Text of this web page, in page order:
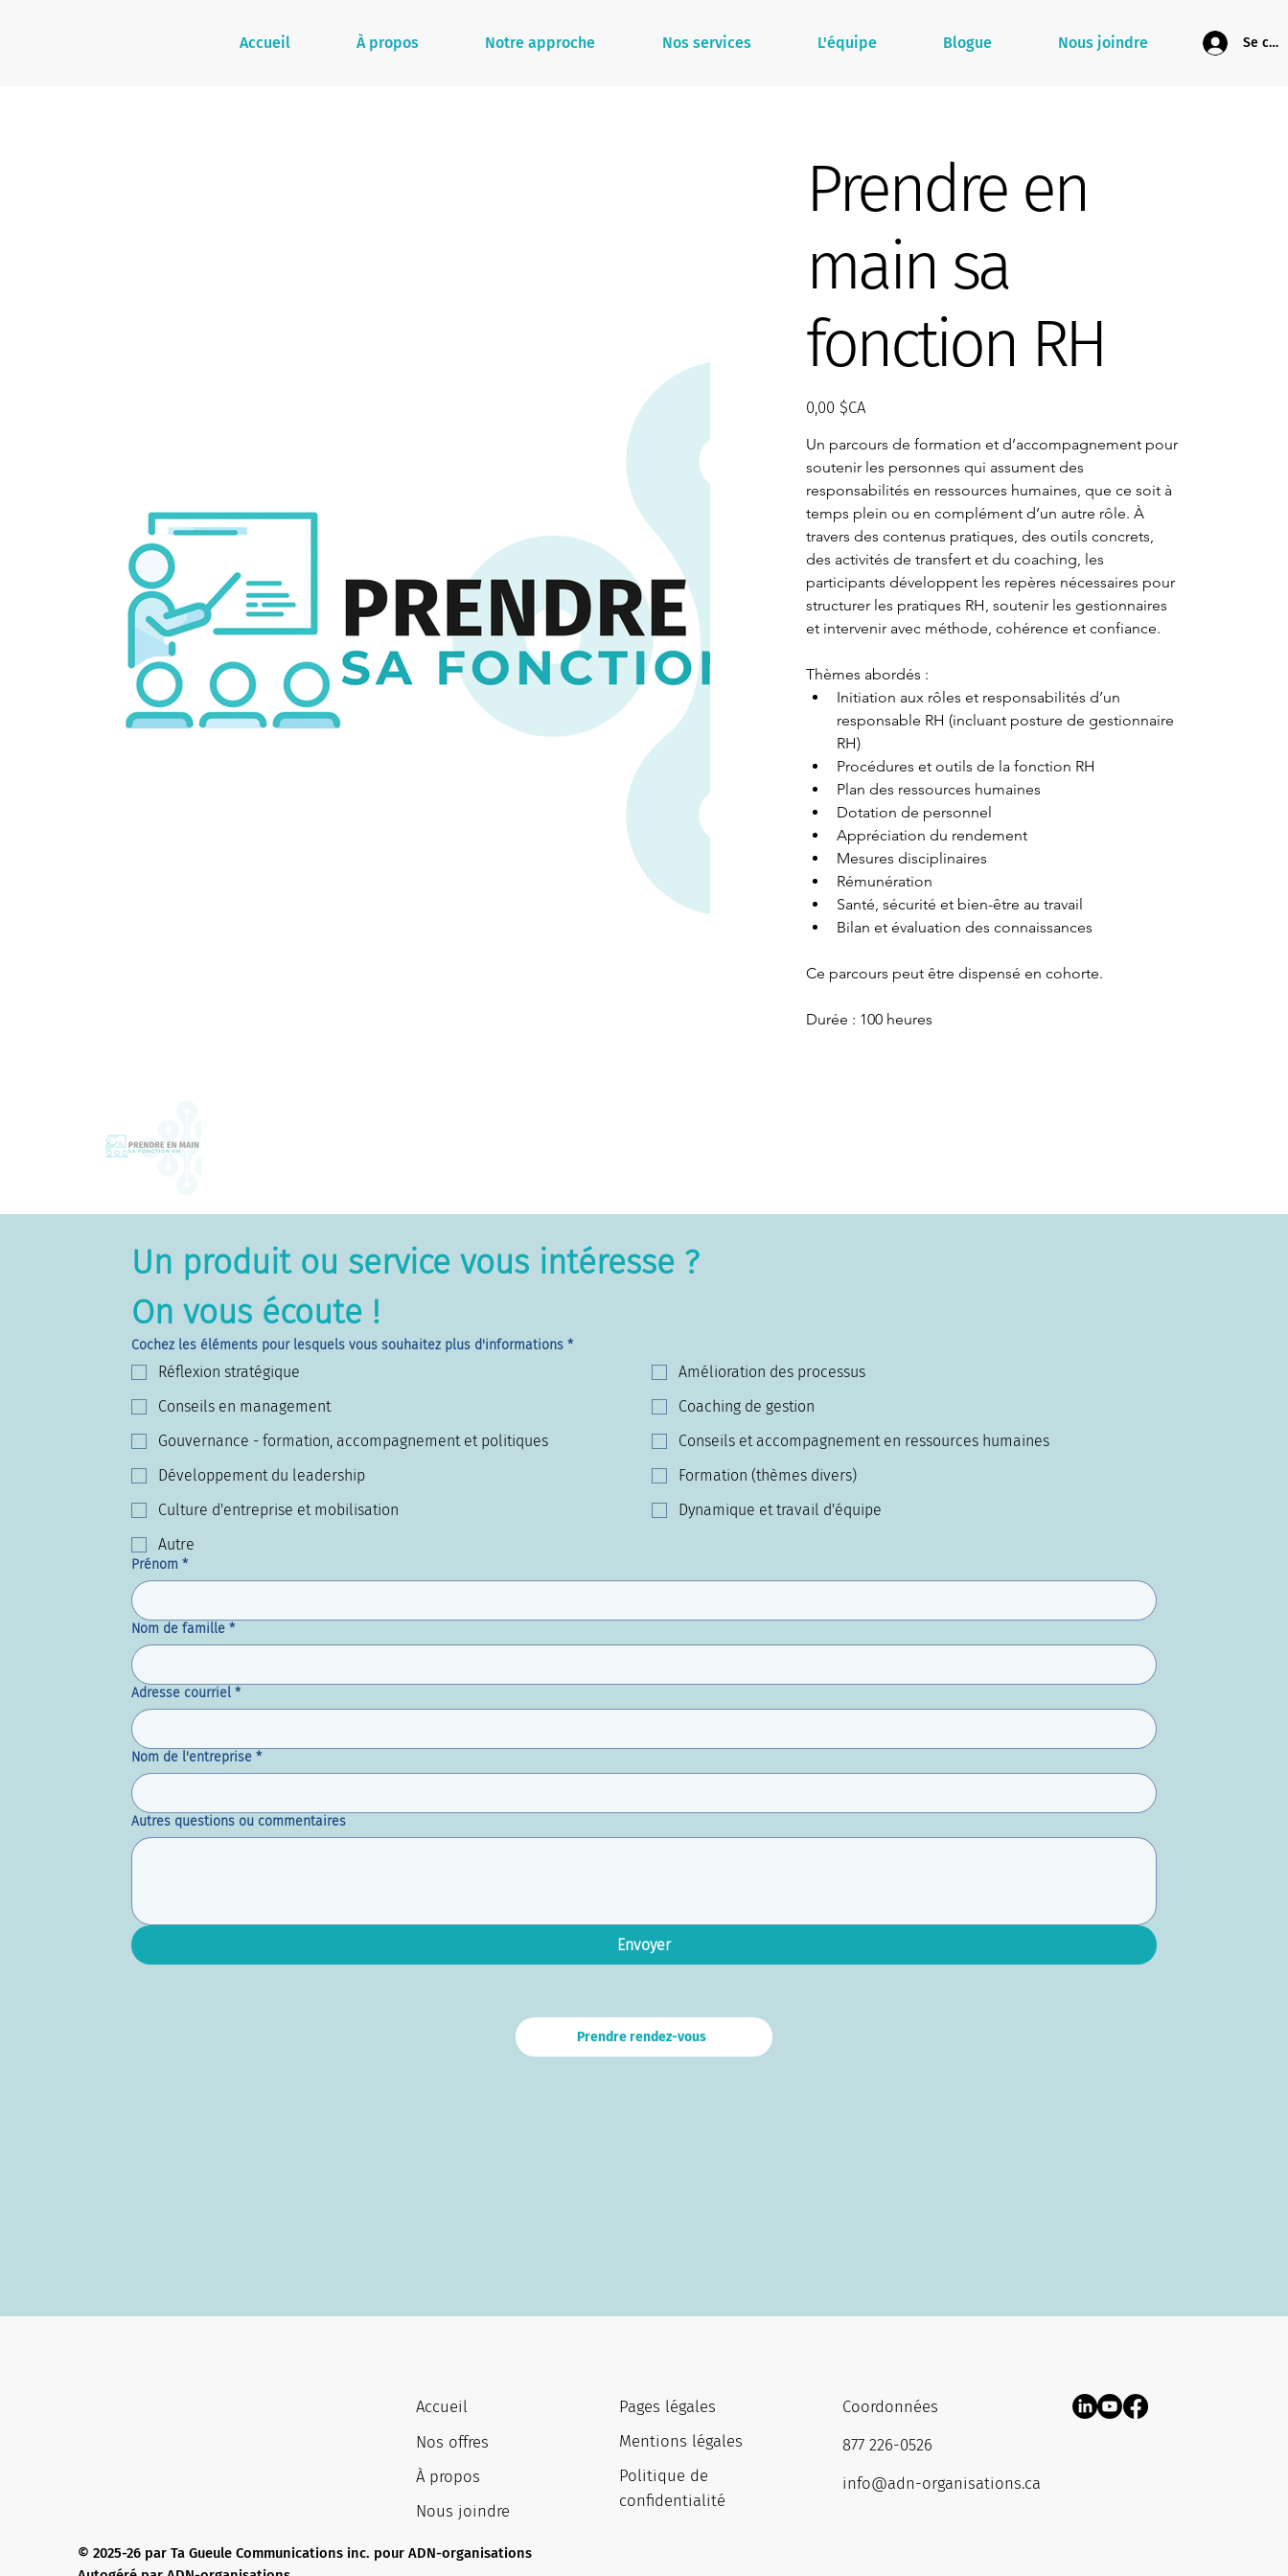
Accueil À propos Notre approche Nos services L'équipe Blogue Nous joindre Se
Prendre en
main sa
fonction RH
0,00 $CA
Un parcours de formation et d’accompagnement pour
soutenir les personnes qui assument des
responsabilités en ressources humaines, que ce soit à
temps plein ou en complément d’un autre rôle. À
travers des contenus pratiques, des outils concrets,
des activités de transfert et du coaching, les
participants développent les repères nécessaires pour
structurer les pratiques RH, soutenir les gestionnaires
et intervenir avec méthode, cohérence et confiance.
Thèmes abordés :
Initiation aux rôles et responsabilités d’un
responsable RH (incluant posture de gestionnaire
RH)
Procédures et outils de la fonction RH
Plan des ressources humaines
Dotation de personnel
Appréciation du rendement
Mesures disciplinaires
Rémunération
Santé, sécurité et bien-être au travail
Bilan et évaluation des connaissances
Ce parcours peut être dispensé en cohorte.
Durée : 100 heures
Un produit ou service vous intéresse ?
On vous écoute !
Cochez les éléments pour lesquels vous souhaitez plus d'informations *
Réflexion stratégique
Amélioration des processus
Conseils en management
Coaching de gestion
Gouvernance - formation, accompagnement et politiques
Conseils et accompagnement en ressources humaines
Développement du leadership
Formation (thèmes divers)
Culture d'entreprise et mobilisation
Dynamique et travail d'équipe
Autre
Prénom *
Nom de famille *
Adresse courriel *
Nom de l'entreprise *
Autres questions ou commentaires
Envoyer
Prendre rendez-vous
Accueil
Nos offres
À propos
Nous joindre
Pages légales
Mentions légales
Politique de
confidentialité
Coordonnées
877 226-0526
info@adn-organisations.ca
© 2025-26 par Ta Gueule Communications inc. pour ADN-organisations